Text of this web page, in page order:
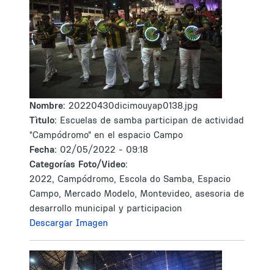
Nombre: 20220430dicimouyap0138.jpg
Tìtulo: Escuelas de samba participan de actividad
"Campódromo" en el espacio Campo
Fecha: 02/05/2022 - 09:18
Categorías Foto/Video:
2022, Campódromo, Escola do Samba, Espacio
Campo, Mercado Modelo, Montevideo, asesoria de
desarrollo municipal y participacion
Descargar Imagen